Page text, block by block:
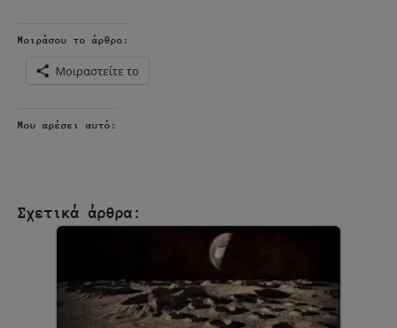
Μοιράσου το άρθρο:
Μοιραστείτε το
Μου αρέσει αυτό:
Σχετικά άρθρα: